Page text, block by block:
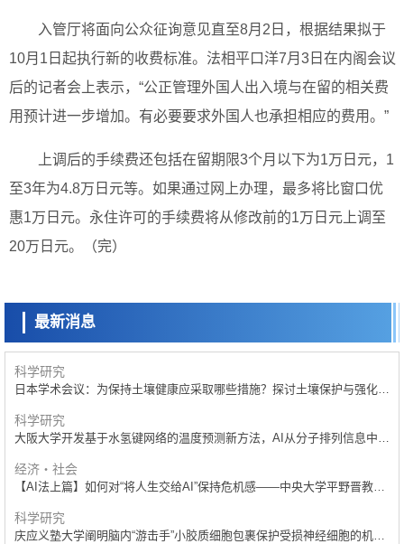
入管厅将面向公众征询意见直至8月2日，根据结果拟于
10月1日起执行新的收费标准。法相平口洋7月3日在内阁会议
后的记者会上表示，“公正管理外国人出入境与在留的相关费
用预计进一步增加。有必要要求外国人也承担相应的费用。”
上调后的手续费还包括在留期限3个月以下为1万日元，1
至3年为4.8万日元等。如果通过网上办理，最多将比窗口优
惠1万日元。永住许可的手续费将从修改前的1万日元上调至
20万日元。（完）
最新消息
科学研究
庆应义塾大学阐明脑内“游击手”小胶质细胞包裹保护受损神经细胞的机
经济・社会
【AI法下篇】如何应对AI的不可控性——中央大学平野晋教授专访
科学研究
日本学术会议：为保持土壤健康应采取哪些措施？探讨土壤保护与强化的
科学研究
大阪大学开发基于水氢键网络的温度预测新方法，AI从分子排列信息中高
经济・社会
【AI法上篇】如何对“将人生交给AI”保持危机感——中央大学平野晋教授
科学研究
庆应义塾大学阐明脑内“游击手”小胶质细胞包裹保护受损神经细胞的机